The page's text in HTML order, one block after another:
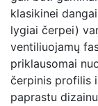
klasikinei
lygiai čerpei)
ventiliuojamų
priklausomai
čerpinis profilis
paprastu